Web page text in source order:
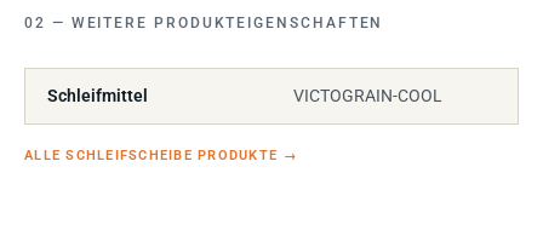
WEITERE PRODUKTEIGENSCHAFTEN
Schleifmittel VICTOGRAIN-COOL
ALLE SCHLEIFSCHEIBE PRODUKTE →